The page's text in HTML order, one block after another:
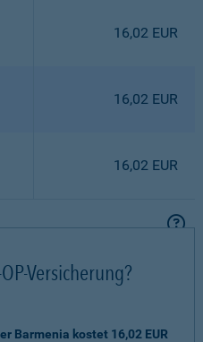
16,02 EUR
16,02 EUR
16,02 EUR
Versicherung?
Barmenia kostet 16,02 EUR